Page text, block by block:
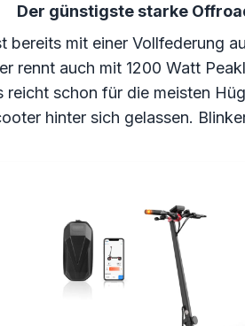
Der günstigste starke
bereits mit einer Vollfederung
rennt auch mit 1200 Watt
reicht schon für die meisten
hinter sich gelassen.